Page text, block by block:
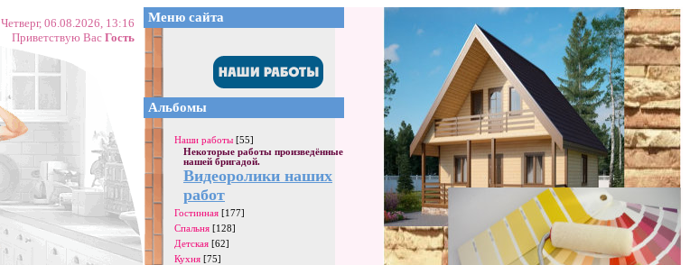
Четверг, 06.08.2026, 13:16
Приветствую Вас Гость
Меню сайта
Альбомы
Наши работы [55]
Некоторые работы произведённые
нашей бригадой.
Видеоролики наших
работ
Гостинная [177]
Спальня [128]
Детская [62]
Кухня [75]